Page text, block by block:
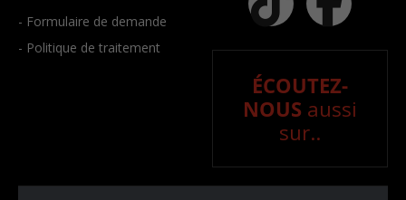
- Formulaire de demande
- Politique de traitement
ÉCOUTEZ-
NOUS aussi
sur..